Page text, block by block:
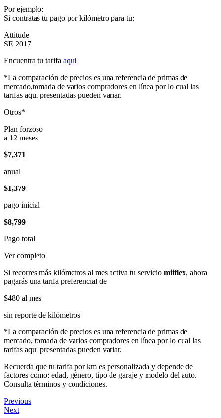
Por ejemplo:
Si contratas tu pago por kilómetro para tu:
Attitude
SE 2017
Encuentra tu tarifa aqui
*La comparación de precios es una referencia de primas de
mercado,tomada de varios compradores en línea por lo cual las
tarifas aqui presentadas pueden variar.
Otros*
Plan forzoso
a 12 meses
$7,371
anual
$1,379
pago inicial
$8,799
Pago total
Ver completo
Si recorres más kilómetros al mes activa tu servicio miiflex, ahora
pagarás una tarifa preferencial de
$480 al mes
sin reporte de kilómetros
*La comparación de precios es una referencia de primas de
mercado, tomada de varios compradores en línea por lo cual las
tarifas aqui presentadas pueden variar.
Recuerda que tu tarifa por km es personalizada y depende de
factores como: edad, género, tipo de garaje y modelo del auto.
Consulta términos y condiciones.
Previous
Next